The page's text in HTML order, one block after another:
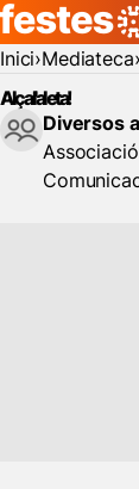
Inici Mediateca
Alça l'aleta!
Diversos